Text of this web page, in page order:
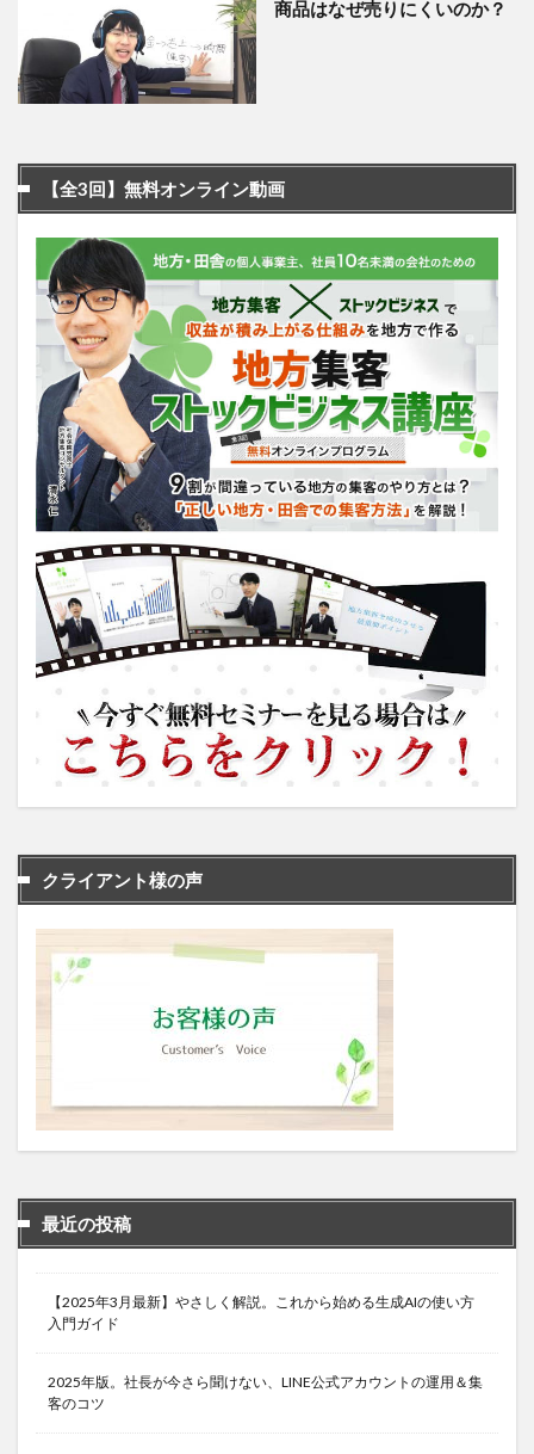
商品はなぜ売りにくいのか？
【全3回】無料オンライン動画
クライアント様の声
最近の投稿
【2025年3月最新】やさしく解説。これから始める生成AIの使い方
入門ガイド
2025年版。社長が今さら聞けない、LINE公式アカウントの運用＆集
客のコツ